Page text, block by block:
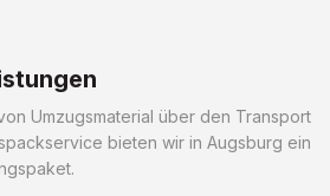
Umzugsmaterial über den Transport
bieten wir in Augsburg ein